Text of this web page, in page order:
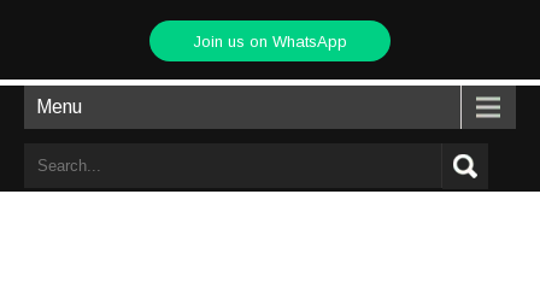
Join us on WhatsApp
Menu